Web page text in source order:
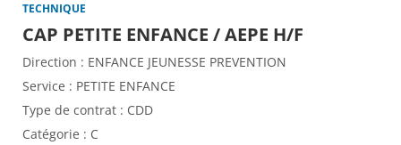
TECHNIQUE
CAP PETITE ENFANCE / AEPE H/F
Direction : ENFANCE JEUNESSE PREVENTION
Service : PETITE ENFANCE
Type de contrat : CDD
Catégorie : C